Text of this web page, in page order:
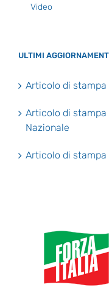
Video
ULTIMI
Articolo di stampa
Articolo di stampa
Nazionale
Articolo di stampa